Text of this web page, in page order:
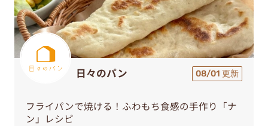
日々のパン 08/01 更新
フライパンで焼ける！ふわもち食感の手作り「ナ
ン」レシピ